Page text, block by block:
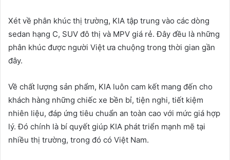
Xét về phân khúc thị trường, KIA tập trung vào các dòng
sedan hạng C, SUV đô thị và MPV giá rẻ. Đây đều là những
phân khúc được người Việt ưa chuộng trong thời gian gần
đây.
Về chất lượng sản phẩm, KIA luôn cam kết mang đến cho
khách hàng những chiếc xe bền bỉ, tiện nghi, tiết kiệm
nhiên liệu, đáp ứng tiêu chuẩn an toàn cao với mức giá hợp
lý. Đó chính là bí quyết giúp KIA phát triển mạnh mẽ tại
nhiều thị trường, trong đó có Việt Nam.